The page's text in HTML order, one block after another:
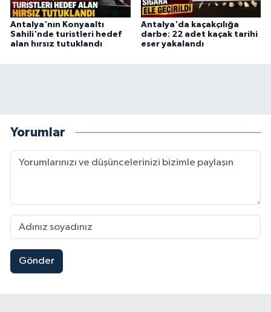
Antalya'nın Konyaaltı
Sahili'nde turistleri hedef
alan hırsız tutuklandı
Antalya'da kaçakçılığa
darbe: 22 adet kaçak tarihi
eser yakalandı
Yorumlar
Gönder